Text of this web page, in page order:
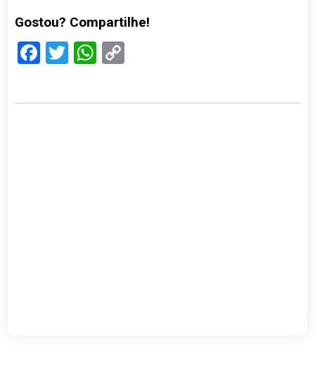
Gostou? Compartilhe!
Facebook
TwitterWhatsApp